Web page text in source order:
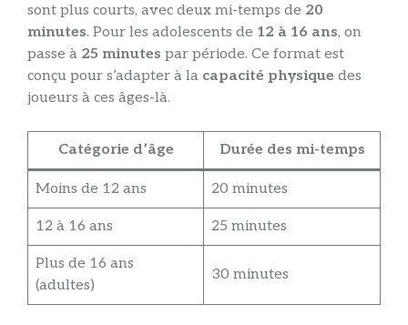
sont plus courts, avec deux mi-temps de 20
minutes. Pour les adolescents de 12 à 16 ans, on
passe à 25 minutes par période. Ce format est
conçu pour s’adapter à la capacité physique des
joueurs à ces âges-là.
Catégorie d’âge Durée des mi-temps
Moins de 12 ans 20 minutes
12 à 16 ans 25 minutes
Plus de 16 ans
(adultes)
30 minutes